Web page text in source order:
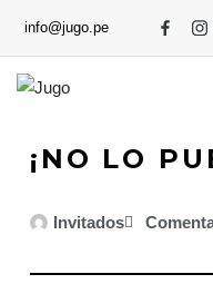
info@jugo.pe
¡NO LO
Invitados